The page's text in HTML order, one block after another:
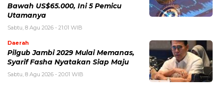
Bawah US$65.000, Ini 5 Pemicu
Utamanya
Sabtu, 8 Agu 2026 - 21:01 WIB
Daerah
Pilgub Jambi 2029 Mulai Memanas,
Syarif Fasha Nyatakan Siap Maju
Sabtu, 8 Agu 2026 - 20:01 WIB